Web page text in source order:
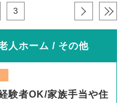
3 › »
人ホーム / その他
験者OK/家族手当や住